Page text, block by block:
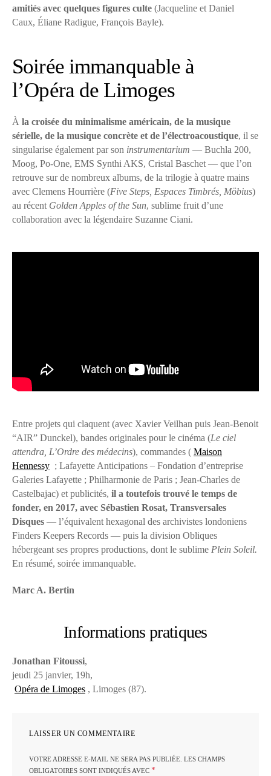
amitiés avec quelques figures culte (Jacqueline et Daniel
Caux, Éliane Radigue, François Bayle).
Soirée immanquable à
l’Opéra de Limoges
À la croisée du minimalisme américain, de la musique
sérielle, de la musique concrète et de l’électroacoustique, il se
singularise également par son instrumentarium — Buchla 200,
Moog, Po-One, EMS Synthi AKS, Cristal Baschet — que l’on
retrouve sur de nombreux albums, de la trilogie à quatre mains
avec Clemens Hourrière (Five Steps, Espaces Timbrés, Möbius)
au récent Golden Apples of the Sun, sublime fruit d’une
collaboration avec la légendaire Suzanne Ciani.
Entre projets qui claquent (avec Xavier Veilhan puis Jean-Benoit
“AIR” Dunckel), bandes originales pour le cinéma (Le ciel
attendra, L’Ordre des médecins), commandes ( Maison
Hennessy ; Lafayette Anticipations – Fondation d’entreprise
Galeries Lafayette ; Philharmonie de Paris ; Jean-Charles de
Castelbajac) et publicités, il a toutefois trouvé le temps de
fonder, en 2017, avec Sébastien Rosat, Transversales
Disques — l’équivalent hexagonal des archivistes londoniens
Finders Keepers Records — puis la division Obliques
hébergeant ses propres productions, dont le sublime Plein Soleil.
En résumé, soirée immanquable.
Marc A. Bertin
Informations pratiques
Jonathan Fitoussi,
jeudi 25 janvier, 19h,
Opéra de Limoges , Limoges (87).
LAISSER UN COMMENTAIRE
VOTRE ADRESSE E-MAIL NE SERA PAS PUBLIÉE. LES CHAMPS
OBLIGATOIRES SONT INDIQUÉS AVEC *